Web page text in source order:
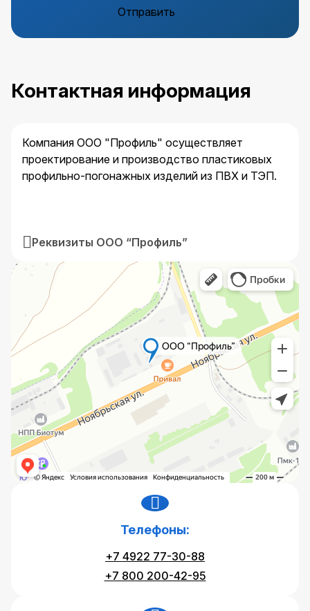
Отправить
Контактная информация
Компания ООО "Профиль" осуществляет
проектирование и производство пластиковых
профильно-погонажных изделий из ПВХ и ТЭП.
Реквизиты ООО “Профиль”
Телефоны:
+7 4922 77-30-88
+7 800 200-42-95